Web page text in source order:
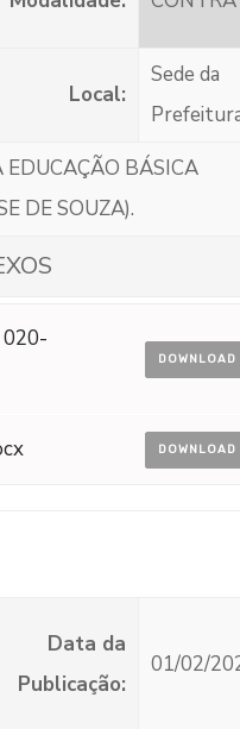
Local:
Sede da
EDUCAÇÃO BÁSICA
DE SOUZA).
DOWNLOAD
DOWNLOAD
Data da
Publicação:
01/02/